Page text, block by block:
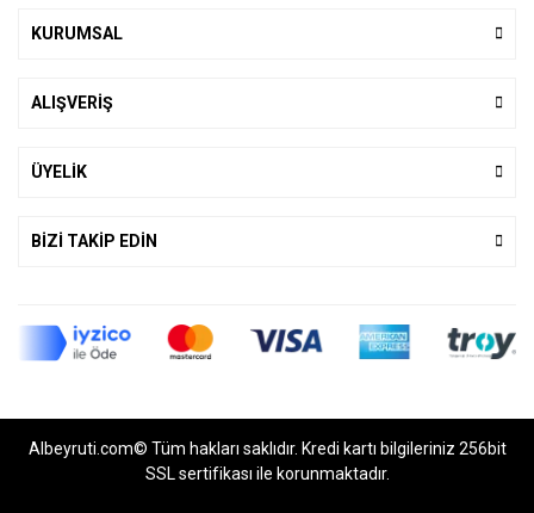
KURUMSAL
ALIŞVERİŞ
ÜYELİK
BİZİ TAKİP EDİN
Albeyruti.com© Tüm hakları saklıdır. Kredi kartı bilgileriniz 256bit
SSL sertifikası ile korunmaktadır.